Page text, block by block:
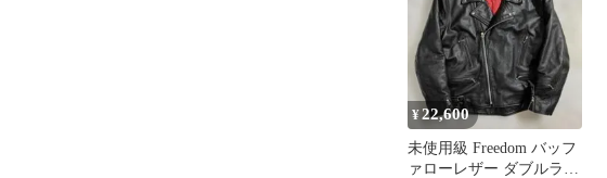
¥22,600
未使用級 Freedom バッフ
ァローレザー ダブルライ